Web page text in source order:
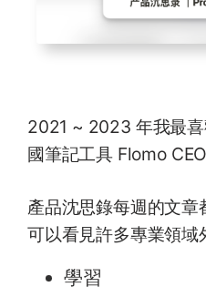
2021 ~ 2023 年我最
國筆記工具 Flomo
產品沈思錄每週的文
可以看見許多專業領域
學習